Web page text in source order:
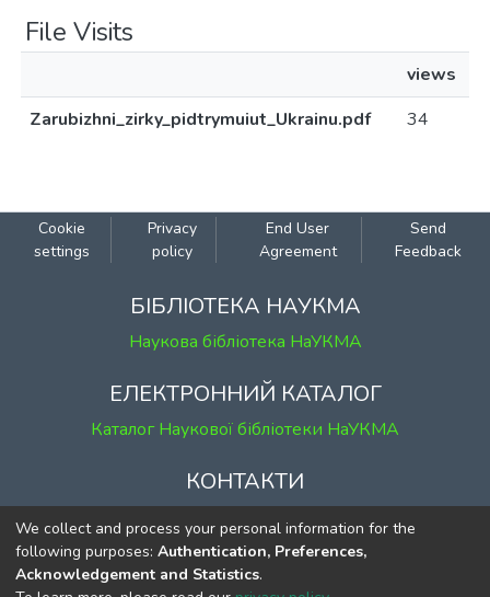
File Visits
views
Zarubizhni_zirky_pidtrymuiut_Ukrainu.pdf
34
Cookie
settings
Privacy
policy
End User
Agreement
Send
Feedback
БІБЛІОТЕКА НАУКМА
Наукова бібліотека НаУКМА
ЕЛЕКТРОННИЙ КАТАЛОГ
Каталог Наукової бібліотеки НаУКМА
КОНТАКТИ
м. Київ, вул. Григорія Сковороди, 2
к. 1, к. 120
тел. (044) 463-69-31
We collect and process your personal information for the
following purposes: Authentication, Preferences,
Acknowledgement and Statistics.